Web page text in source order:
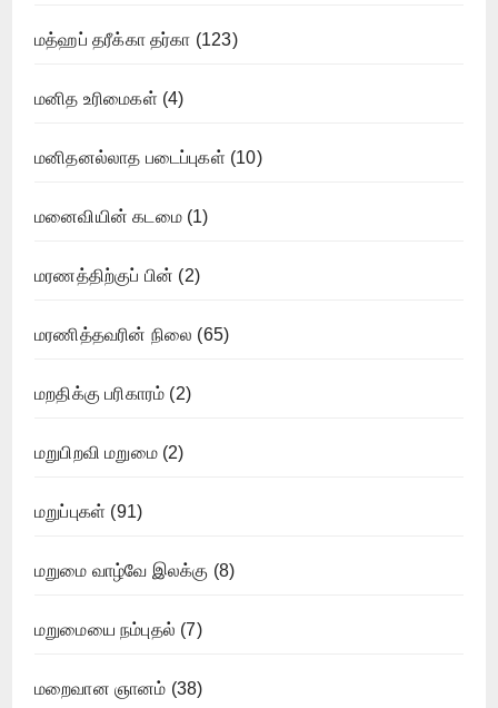
மத்ஹப் தரீக்கா தர்கா (123)
மனித உரிமைகள் (4)
மனிதனல்லாத படைப்புகள் (10)
மனைவியின் கடமை(1)
மரணத்திற்குப் பின் (2)
மரணித்தவரின் நிலை (65)
மறதிக்கு பரிகாரம் (2)
மறுபிறவி மறுமை(2)
மறுப்புகள் (91)
மறுமை வாழ்வே இலக்கு (8)
மறுமையை நம்புதல் (7)
மறைவான ஞானம் (38)